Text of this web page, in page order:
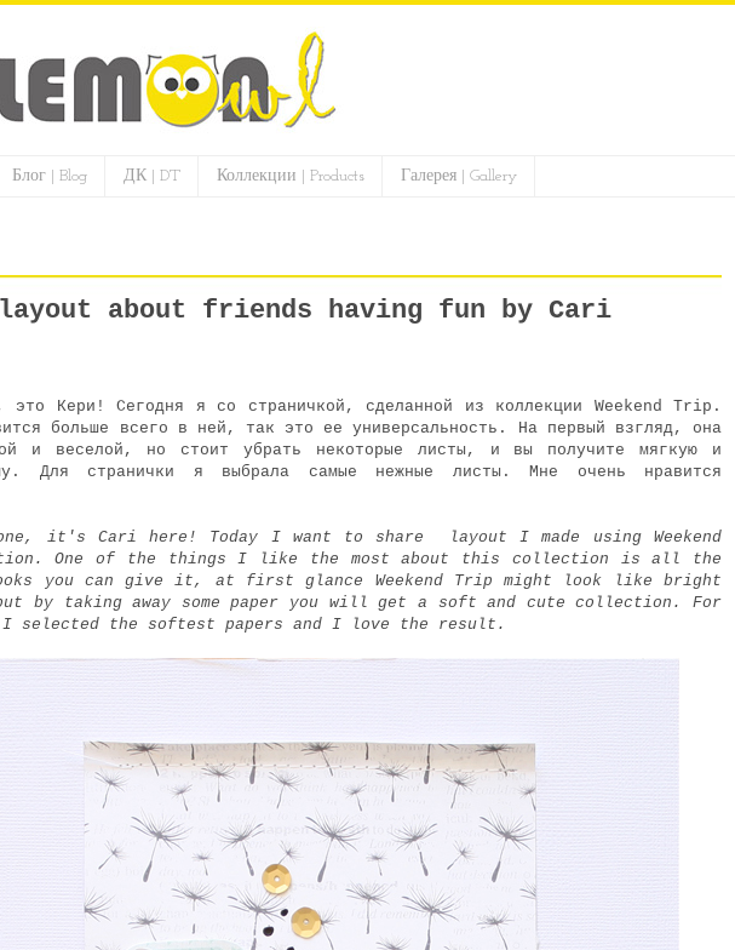
Блог | Blog ДК | DT Коллекции | Products Галерея | Gallery
layout about friends having fun by Cari
это Кери! Сегодня я со страничкой, сделанной из коллекции Weekend Trip.
больше всего в ней, так это ее универсальность. На первый взгляд, она
и веселой, но стоит убрать некоторые листы, и вы получите мягкую и
Для странички я выбрала самые нежные листы. Мне очень нравится
it's Cari here! Today I want to share layout I made using Weekend
One of the things I like the most about this collection is all the
you can give it, at first glance Weekend Trip might look like bright
by taking away some paper you will get a soft and cute collection. For
selected the softest papers and I love the result.